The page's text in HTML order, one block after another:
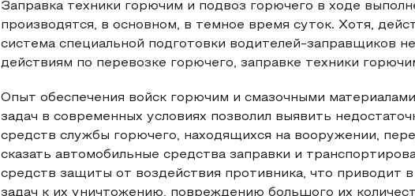
Заправка техники горючим и подвоз горючего в ходе
производятся, в основном, в темное время суток. Хотя,
система специальной подготовки водителей-заправщиков
действиям по перевозке горючего, заправке техники
Опыт обеспечения войск горючим и смазочными
задач в современных условиях позволил выявить
средств службы горючего, находящихся на вооружении,
сказать автомобильные средства заправки и
средств защиты от воздействия противника, что приводит
задач к их уничтожению, повреждению большого их